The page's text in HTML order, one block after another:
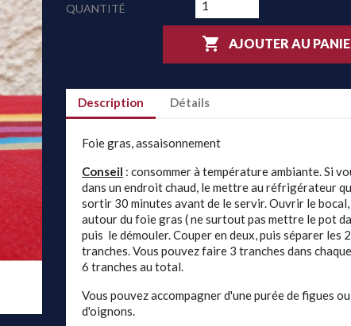
QUANTITÉ
 AJOUTER AU
Description Détails
Foie gras, assaisonnement
Conseil : consommer à température ambiante. Si
dans un endroit chaud, le mettre au réfrigérateur
sortir 30 minutes avant de le servir. Ouvrir le
autour du foie gras ( ne surtout pas mettre le pot
puis le démouler. Couper en deux, puis séparer les
tranches. Vous pouvez faire 3 tranches dans
6 tranches au total.
Vous pouvez accompagner d'une purée de figues
d'oignons.